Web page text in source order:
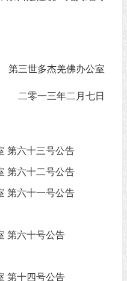
第三世多杰羌佛办公室
二零一三年二月七日
第六十三号公告
第六十二号公告
第六十一号公告
第六十号公告
第十四号公告